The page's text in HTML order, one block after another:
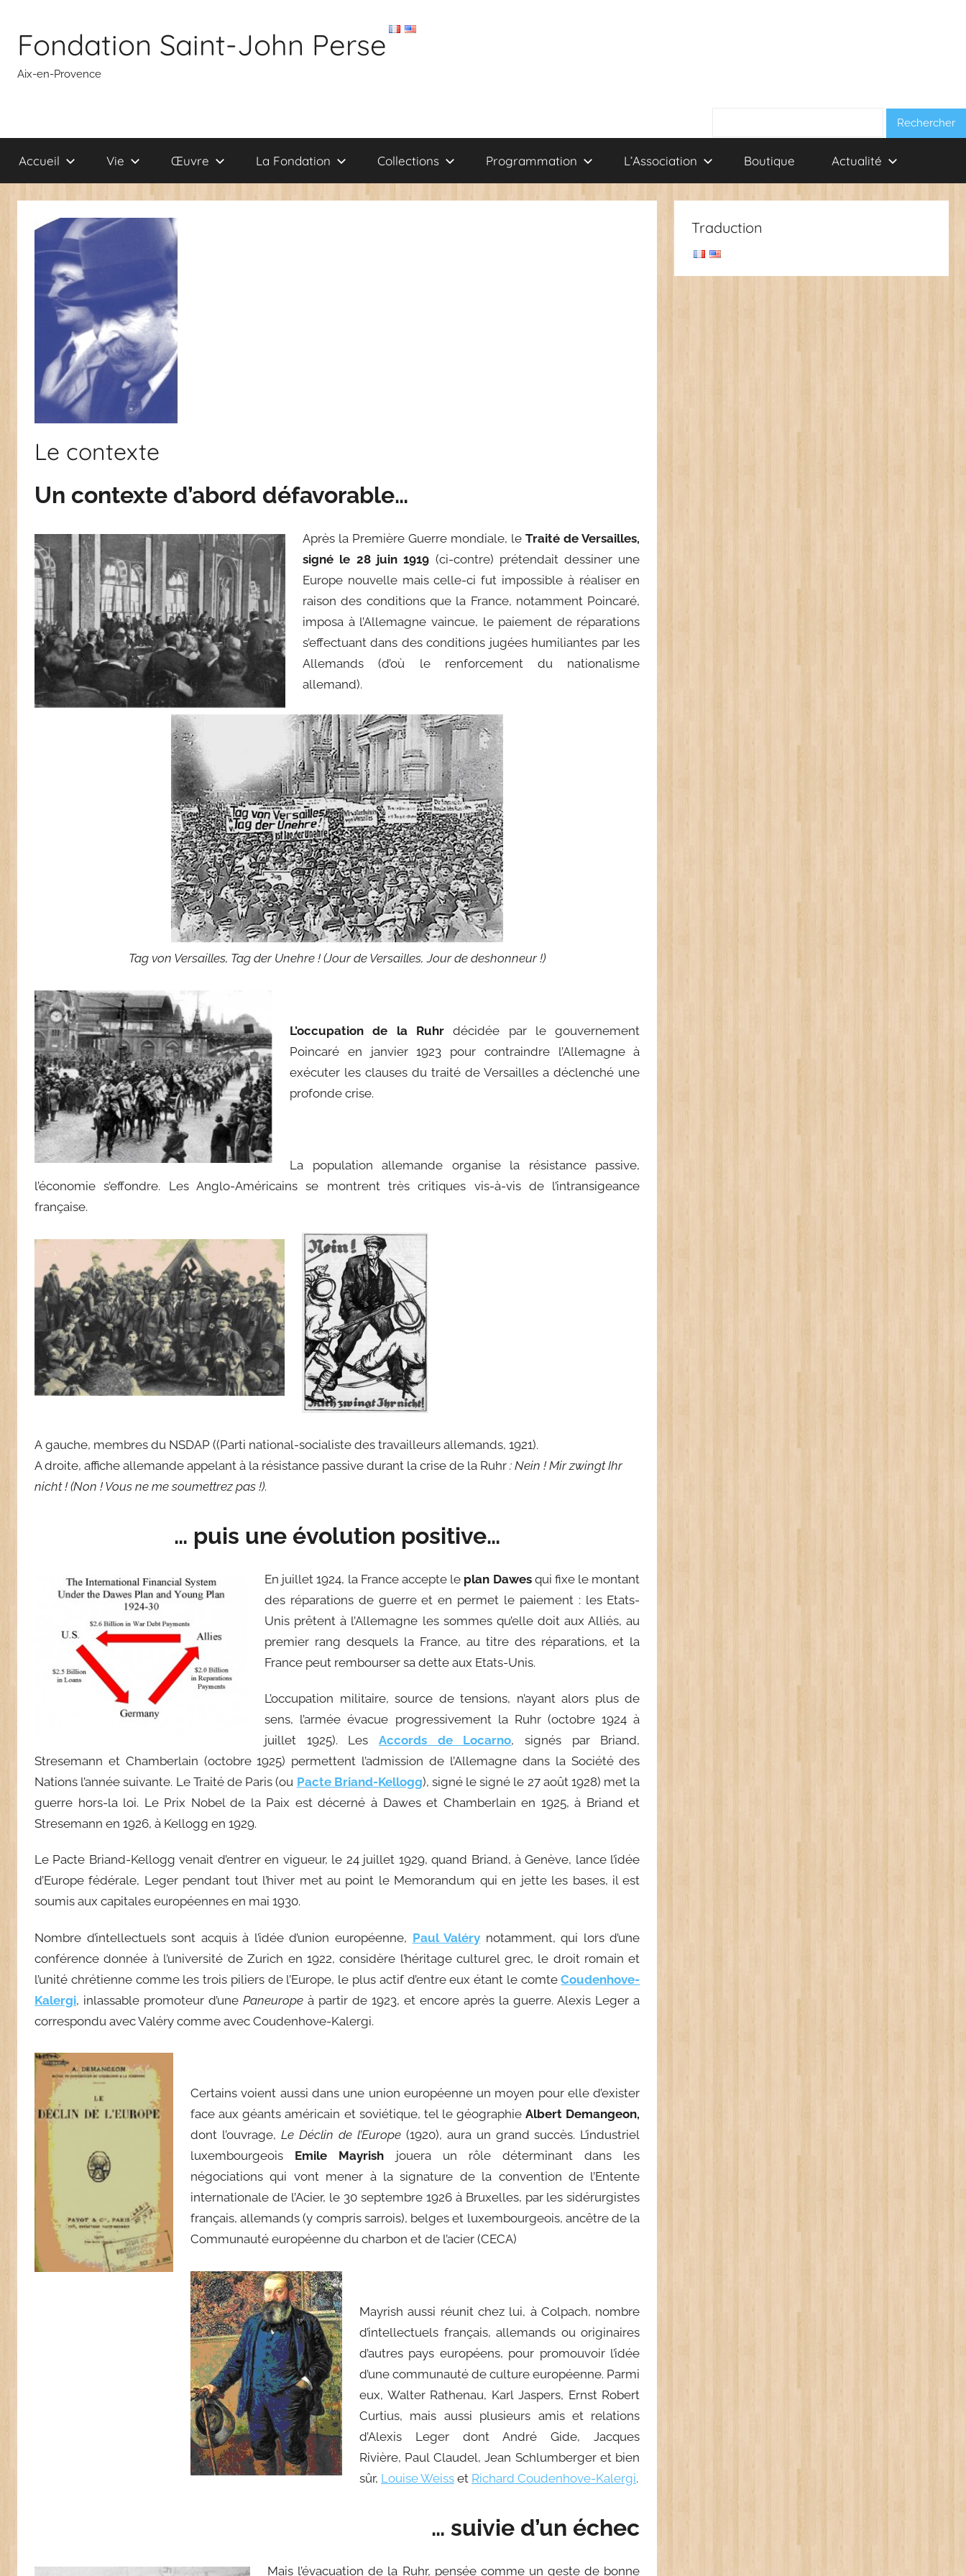
contenu
Fondation Saint-John Perse
Aix-en-Provence
Accueil Vie Œuvre La Fondation Collections Programmation L’Association Boutique Actualité
Le contexte
Un contexte d’abord défavorable…
Après la Première Guerre mondiale, leTraité de Versailles,
signé le 28 juin 1919 (ci-contre) prétendait dessiner une
Europe nouvelle mais celle-ci fut impossible à réaliser en
raison des conditions que la France, notamment Poincaré,
imposa à l’Allemagne vaincue, le paiement de réparations
s’effectuant dans des conditions jugées humiliantes par les
Allemands (d’où le renforcement du nationalisme
allemand).
Tag von Versailles, Tag der Unehre ! (Jour de Versailles, Jour de deshonneur !)
L’occupation de la Ruhr décidée par le gouvernement
Poincaré en janvier 1923 pour contraindre l’Allemagne à
exécuter les clauses du traité de Versailles a déclenché une
profonde crise.
La population allemande organise la résistance passive,
l’économie s’effondre. Les Anglo-Américains se montrent très critiques vis-à-vis de l’intransigeance
française.
A gauche, membres du NSDAP ((Parti national-socialiste des travailleurs allemands, 1921).
A droite, affiche allemande appelant à la résistance passive durant la crise de la Ruhr : Nein ! Mir zwingt Ihr
nicht ! (Non ! Vous ne me soumettrez pas !).
… puis une évolution positive…
En juillet 1924, la France accepte le plan Dawesqui fixe le montant
des réparations de guerre et en permet le paiement : les Etats-
Unis prêtent à l’Allemagne les sommes qu’elle doit aux Alliés, au
premier rang desquels la France, au titre des réparations, et la
France peut rembourser sa dette aux Etats-Unis.
L’occupation militaire, source de tensions, n’ayant alors plus de
sens, l’armée évacue progressivement la Ruhr (octobre 1924 à
juillet 1925). LesAccords de Locarno, signés par Briand,
Stresemann et Chamberlain (octobre 1925) permettent l’admission de l’Allemagne dans la Société des
Nations l’année suivante. Le Traité de Paris (ou Pacte Briand-Kellogg), signé le signé le 27 août 1928) met la
guerre hors-la loi. Le Prix Nobel de la Paix est décerné à Dawes et Chamberlain en 1925, à Briand et
Stresemann en 1926, à Kellogg en 1929.
Le Pacte Briand-Kellogg venait d’entrer en vigueur, le 24 juillet 1929, quand Briand, à Genève, lance l’idée
d’Europe fédérale, Leger pendant tout l’hiver met au point le Memorandum qui en jette les bases, il est
soumis aux capitales européennes en mai 1930.
Nombre d’intellectuels sont acquis à l’idée d’union européenne, Paul Valéry notamment, qui lors d’une
conférence donnée à l’université de Zurich en 1922, considère l’héritage culturel grec, le droit romain et
l’unité chrétienne comme les trois piliers de l’Europe, le plus actif d’entre eux étant le comteCoudenhove-
Kalergi, inlassable promoteur d’unePaneuropeà partir de 1923, et encore après la guerre. Alexis Leger a
correspondu avec Valéry comme avec Coudenhove-Kalergi.
Certains voient aussi dans une union européenne un moyen pour elle d’exister
face aux géants américain et soviétique, tel le géographieAlbert Demangeon,
dont l’ouvrage, Le Déclin de l’Europe (1920), aura un grand succès. L’industriel
luxembourgeois Emile Mayrish jouera un rôle déterminant dans les
négociations qui vont mener à la signature de la convention de l’Entente
internationale de l’Acier, le 30 septembre 1926 à Bruxelles, par les sidérurgistes
français, allemands (y compris sarrois), belges et luxembourgeois, ancêtre de la
Communauté européenne du charbon et de l’acier (CECA)
Mayrish aussi réunit chez lui, à Colpach, nombre
d’intellectuels français, allemands ou originaires
d’autres pays européens, pour promouvoir l’idée
d’une communauté de culture européenne. Parmi
eux, Walter Rathenau, Karl Jaspers, Ernst Robert
Curtius, mais aussi plusieurs amis et relations
d’Alexis Leger dont André Gide, Jacques
Rivière, Paul Claudel, Jean Schlumberger et bien
sûr, Louise Weiss et Richard Coudenhove-Kalergi.
… suivie d’un échec
Mais l’évacuation de la Ruhr, pensée comme un geste de bonne
Traduction